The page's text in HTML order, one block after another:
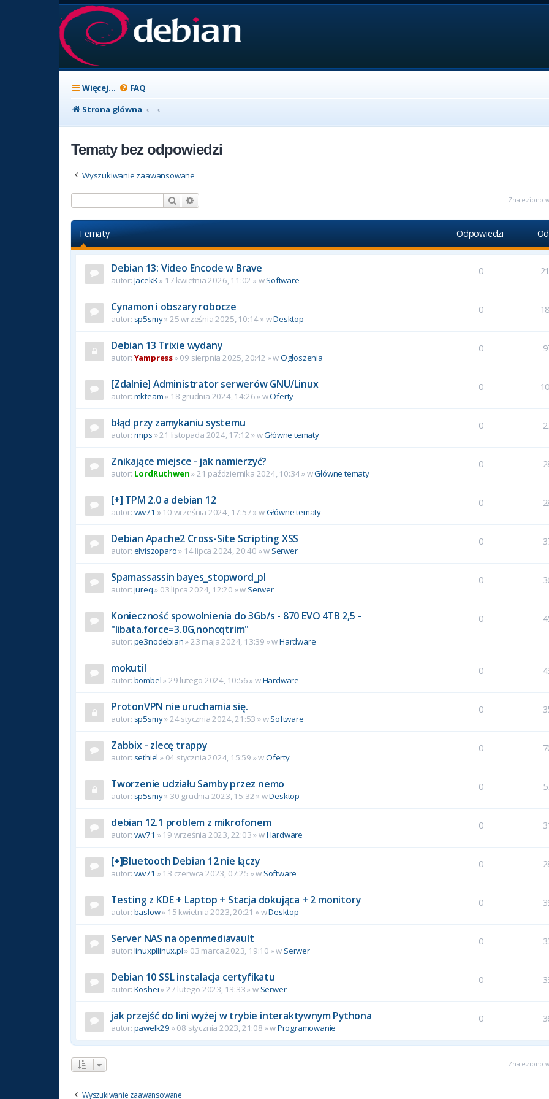
Więcej… FAQ
Strona główna
Tematy bez odpowiedzi
Wyszukiwanie zaawansowane
Szukaj Znaleziono
Tematy Odpowiedzi
Debian 13: Video Encode w Brave
autor: JacekK» 17 kwietnia 2026, 11:02 » wSoftware
0
Cynamon i obszary robocze
autor: sp5smy»25 września 2025, 10:14» wDesktop
0
Debian 13 Trixie wydany
autor: Yampress»09 sierpnia 2025, 20:42 » wOgłoszenia
0
[Zdalnie] Administrator serwerów GNU/Linux
autor: mkteam» 18 grudnia 2024, 14:26» wOferty
0
błąd przy zamykaniu systemu
autor: rmps »21 listopada 2024, 17:12» wGłówne tematy
0
Znikające miejsce - jak namierzyć?
autor: LordRuthwen»21 października 2024, 10:34» wGłówne tematy
0
[+] TPM 2.0 a debian 12
autor: ww71 » 10 września 2024, 17:57» wGłówne tematy
0
Debian Apache2 Cross-Site Scripting XSS
autor: elviszoparo» 14 lipca 2024, 20:40 » w Serwer
0
Spamassassin bayes_stopword_pl
autor: jureq» 03 lipca 2024, 12:20 » w Serwer
0
Konieczność spowolnienia do 3Gb/s - 870 EVO 4TB 2,5 -
"libata.force=3.0G,noncqtrim"
autor: pe3nodebian»23 maja 2024, 13:39 » wHardware
0
mokutil
autor: bombel»29 lutego 2024, 10:56» wHardware
0
ProtonVPN nie uruchamia się.
autor: sp5smy»24 stycznia 2024, 21:53 » wSoftware
0
Zabbix - zlecę trappy
autor: sethiel » 04 stycznia 2024, 15:59 » wOferty
0
Tworzenie udziału Samby przez nemo
autor: sp5smy» 30 grudnia 2023, 15:32» wDesktop
0
debian 12.1 problem z mikrofonem
autor: ww71 » 19 września 2023, 22:03» wHardware
0
[+]Bluetooth Debian 12 nie łączy
autor: ww71 » 13 czerwca 2023, 07:25 » w Software
0
Testing z KDE + Laptop + Stacja dokująca + 2 monitory
autor: baslow» 15 kwietnia 2023, 20:21 » wDesktop
0
Server NAS na openmediavault
autor: linuxpllinux.pl» 03 marca 2023, 19:10 » w Serwer
0
Debian 10 SSL instalacja certyfikatu
autor: Koshei»27 lutego 2023, 13:33» w Serwer
0
jak przejść do lini wyżej w trybie interaktywnym Pythona
autor: pawelk29 »08 stycznia 2023, 21:08 » wProgramowanie
0
Znaleziono
Wyszukiwanie zaawansowane